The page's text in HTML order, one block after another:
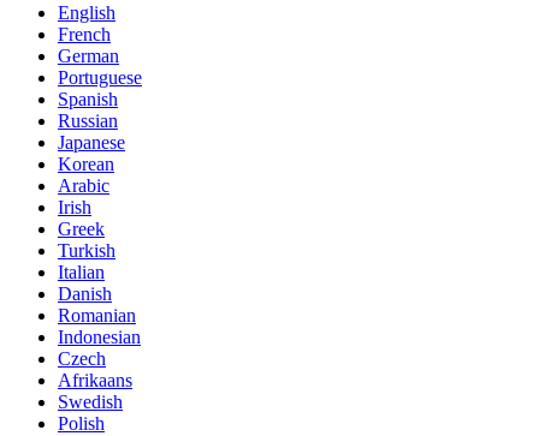
English
French
German
Portuguese
Spanish
Russian
Japanese
Korean
Arabic
Irish
Greek
Turkish
Italian
Danish
Romanian
Indonesian
Czech
Afrikaans
Swedish
Polish